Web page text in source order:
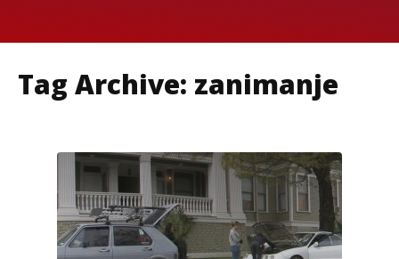
Tag Archive: zanimanje